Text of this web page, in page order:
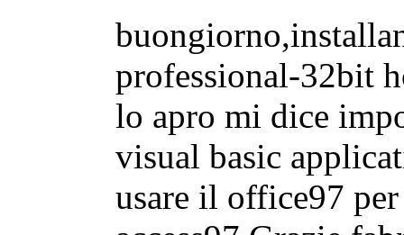
professional-32bit
lo apro mi dice
visual basic
usare il office97